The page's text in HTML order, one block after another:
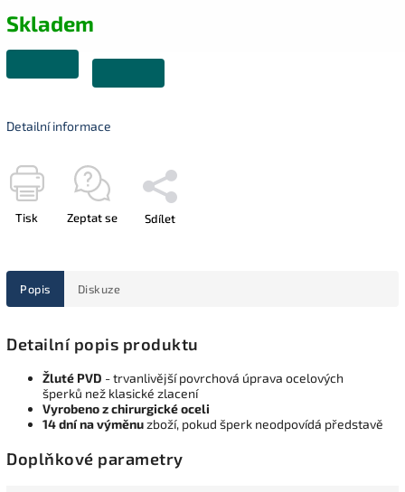
Skladem
Detailní informace
Tisk Zeptat se Sdílet
Popis Diskuze
Detailní popis produktu
Žluté PVD - trvanlivější povrchová úprava ocelových
šperků než klasické zlacení
Vyrobeno z chirurgické oceli
14 dní na výměnuzboží, pokud šperk neodpovídá představě
Doplňkové parametry